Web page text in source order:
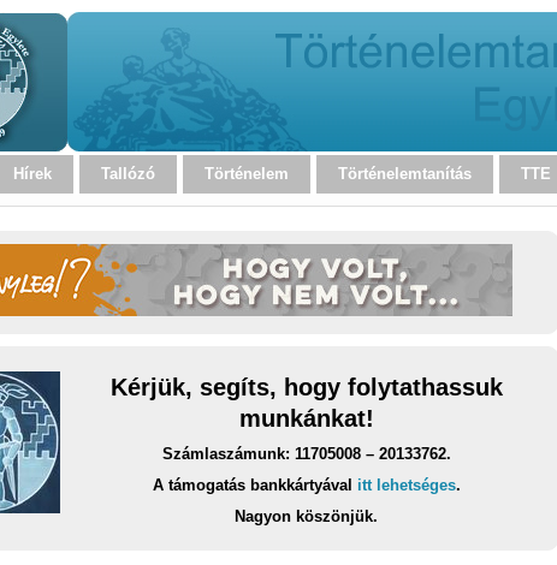
Hírek Tallózó Történelem Történelemtanítás TTE
Kérjük, segíts, hogy folytathassuk
munkánkat!
Számlaszámunk: 11705008 – 20133762.
A támogatás bankkártyával itt lehetséges.
Nagyon köszönjük.